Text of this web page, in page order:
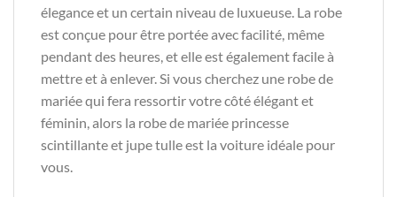
élegance et un certain niveau de luxueuse. La robe
est conçue pour être portée avec facilité, même
pendant des heures, et elle est également facile à
mettre et à enlever. Si vous cherchez une robe de
mariée qui fera ressortir votre côté élégant et
féminin, alors la robe de mariée princesse
scintillante et jupe tulle est la voiture idéale pour
vous.